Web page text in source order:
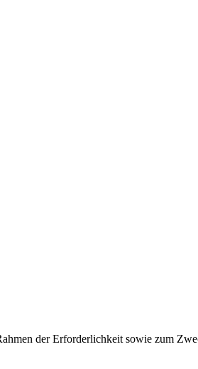
der Erforderlichkeit sowie zum